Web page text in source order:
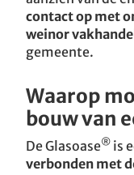
contact op met
weinor
gemeente.
Waarop
bouw van
De Glasoase® is
verbonden met